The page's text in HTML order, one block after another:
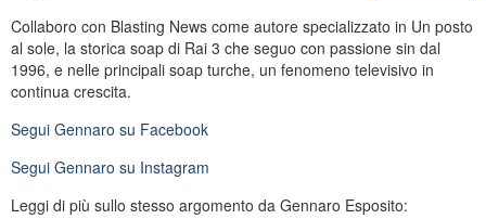
Collaboro con Blasting News come autore specializzato in Un posto
al sole, la storica soap di Rai 3 che seguo con passione sin dal
1996, e nelle principali soap turche, un fenomeno televisivo in
continua crescita.
Segui Gennaro su Facebook
Segui Gennaro su Instagram
Leggi di più sullo stesso argomento da Gennaro Esposito: